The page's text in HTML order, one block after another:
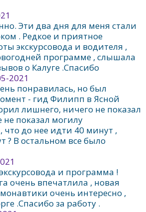
Эти два дня для меня стали
. Редкое и приятное
экскурсовода и водителя ,
программе , слышала
о Калуге .Спасибо
2021
понравилась, но был
- гид Филипп в Ясной
лишнего, ничего не показал
не показал могилу
что до нее идти 40 минут ,
? В остальном все было
и программа !
очень впечатлила , новая
очень интересно ,
.Спасибо за работу .